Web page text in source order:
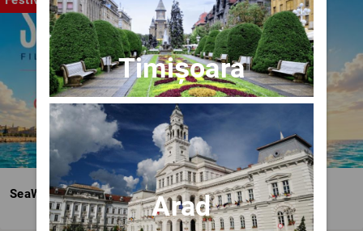
SeaWave Film & Arts Festival editia IV
Timișoara
Arad